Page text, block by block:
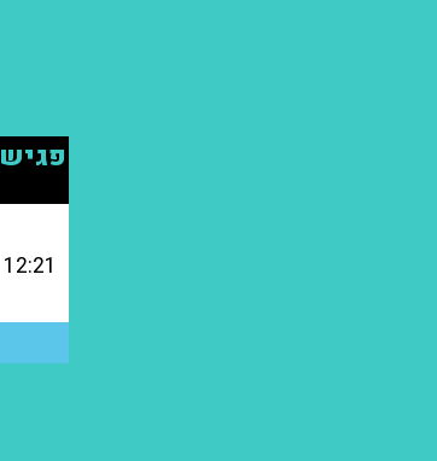
12:21